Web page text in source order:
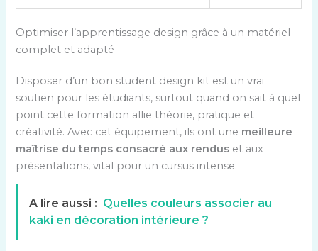
s
e
a
n
t
l
e
s
Optimiser l’apprentissage design grâce à un matériel
complet et adapté
Disposer d’un bon student design kit est un vrai
soutien pour les étudiants, surtout quand on sait à quel
point cette formation allie théorie, pratique et
créativité. Avec cet équipement, ils ont une meilleure
maîtrise du temps consacré aux rendus et aux
présentations, vital pour un cursus intense.
A lire aussi : Quelles couleurs associer au
kaki en décoration intérieure ?